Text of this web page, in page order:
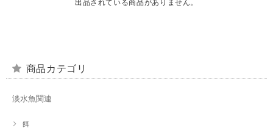
出品されている商品がありません。
商品カテゴリ
淡水魚関連
餌